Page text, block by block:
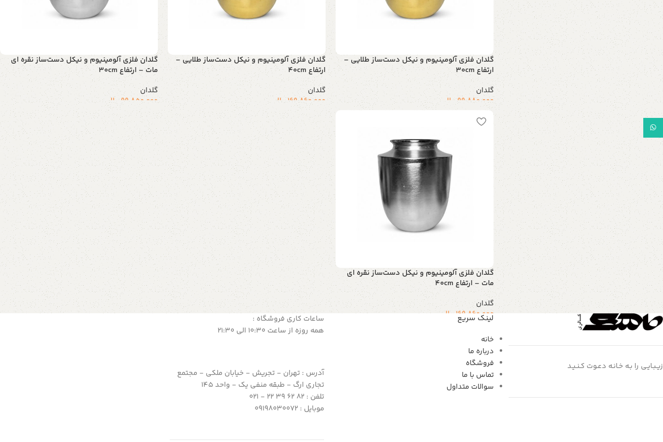
گلدان فلزی آلومینیوم و نیکل دست‌ساز طلایی –
ارتفاع 30cm
گلدان
99.880.000 ریال
گلدان فلزی آلومینیوم و نیکل دست‌ساز طلایی –
ارتفاع 40cm
گلدان
169.860.000ریال
افزودن به سبد خرید
گلدان فلزی آلومینیوم و نیکل دست‌ساز نقره ای
مات – ارتفاع 30cm
گلدان
99.850.000ریال
افزودن به سبد خرید
گلدان فلزی آلومینیوم و نیکل دست‌ساز نقره ای
مات – ارتفاع 40cm
گلدان
169.860.000ریال
زیـبـایـی را بـه خـانـه دعـوت کـنـیـد
لینک سریع
خانه
درباره ما
فروشگاه
تماس با ما
سوالات متداول
ساعات کاری فروشگاه :
همه روزه از ساعت 10:30 الی 21:30
آدرس : تهران - تجریش - خیابان ملکی - مجتمع
تجاری ارگ - طبقه منفی یک - واحد 145
تلفن : 82 62 39 22 - 021
موبایل : 09198030072
WhatsApp